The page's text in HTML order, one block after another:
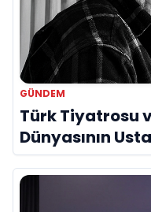
GÜNDEM
Türk Tiyatrosu
Dünyasının
Hayatını